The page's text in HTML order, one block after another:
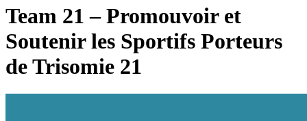
Team 21 – Promouvoir et
Soutenir les Sportifs Porteurs
de Trisomie 21